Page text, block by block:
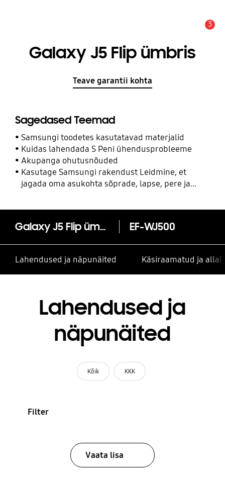
3
Galaxy J5 Flip ümbris
Teave garantii kohta
Sagedased Teemad
Samsungi toodetes kasutatavad materjalid
Kuidas lahendada S Peni ühendusprobleeme
Akupanga ohutusnõuded
Kasutage Samsungi rakendust Leidmine, et
jagada oma asukohta sõprade, lapse, pere ja
Galaxy J5 Flip ümbris EF-WJ500
Lahendused ja näpunäited Käsiraamatud ja
Lahendused ja
näpunäited
Kõik KKK
Filter
Vaata lisa